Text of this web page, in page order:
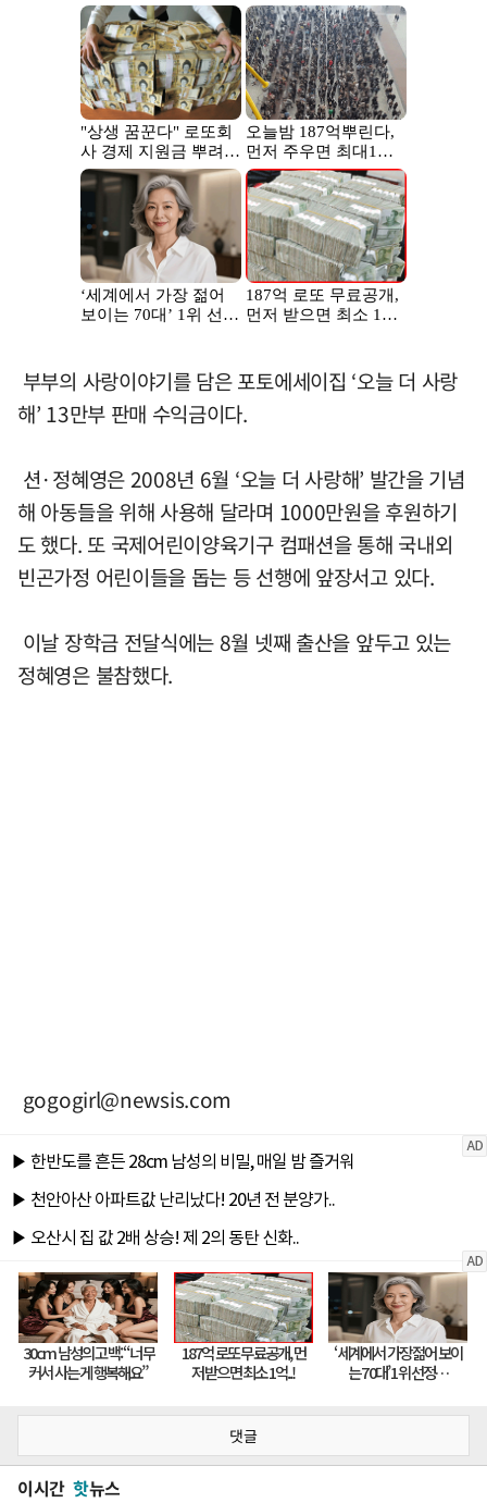
부부의 사랑이야기를 담은 포토에세이집 ‘오늘 더 사랑
해’ 13만부 판매 수익금이다.
션·정혜영은 2008년 6월 ‘오늘 더 사랑해’ 발간을 기념
해 아동들을 위해 사용해 달라며 1000만원을 후원하기
도 했다. 또 국제어린이양육기구 컴패션을 통해 국내외
빈곤가정 어린이들을 돕는 등 선행에 앞장서고 있다.
이날 장학금 전달식에는 8월 넷째 출산을 앞두고 있는
정혜영은 불참했다.
gogogirl@newsis.com
댓글
이시간 핫뉴스